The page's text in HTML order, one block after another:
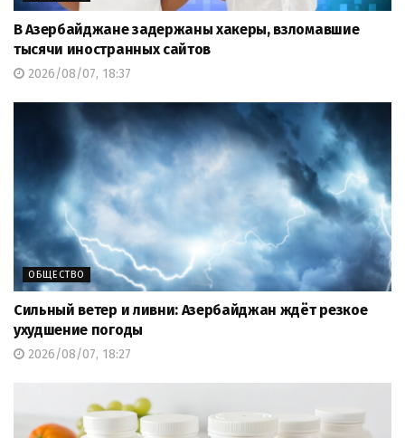
В Азербайджане задержаны хакеры, взломавшие
тысячи иностранных сайтов
2026/08/07, 18:37
ОБЩЕСТВО
Сильный ветер и ливни: Азербайджан ждёт резкое
ухудшение погоды
2026/08/07, 18:27